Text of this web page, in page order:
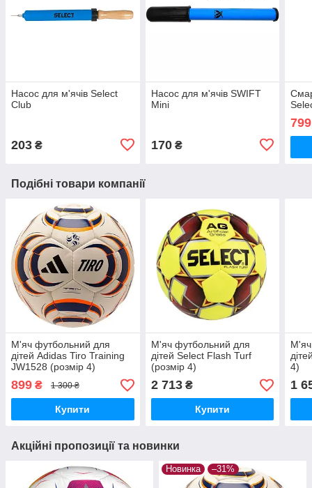
Насос для м'ячів Select
Club
203 ₴
Насос для м'ячів SWIFT
Mini
170₴
799
Подібні товари компанії
М'яч футбольний для
дітей Adidas Tiro Training
JW1528 (розмір 4)
899 ₴ 1 300 ₴
Купити
М'яч футбольний для
дітей Select Flash Turf
(розмір 4)
2 713₴
Купити
4)
1
Акційні пропозиції та новинки
Новинка –31%